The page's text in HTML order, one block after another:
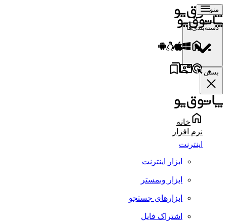
منو
دسته‌بندی‌ها
بستن
خانه
نرم افزار
اینترنت
ابزار اینترنت
ابزار وبمستر
ابزارهای جستجو
اشتراک فایل